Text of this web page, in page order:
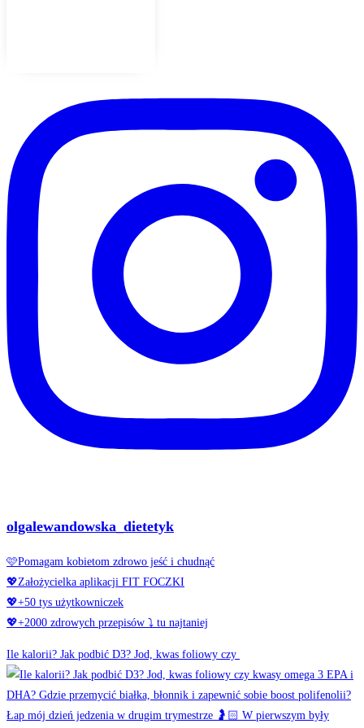
olgalewandowska_dietetyk
🩷Pomagam kobietom zdrowo jeść i chudnąć
💖Założycielka aplikacji FIT FOCZKI
💖+50 tys użytkowniczek
💖+2000 zdrowych przepisów ⤵️ tu najtaniej
Ile kalorii? Jak podbić D3? Jod, kwas foliowy czy